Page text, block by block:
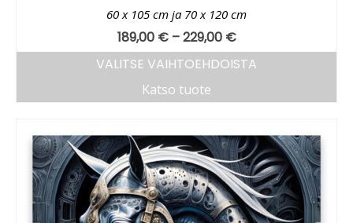
60 x 105 cm ja 70 x 120 cm
189,00 € –229,00 €
VALITSE VAIHTOEHDOISTA
Katso tuote